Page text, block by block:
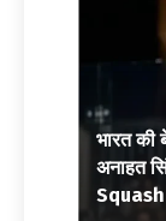
भारत की
अनाहत